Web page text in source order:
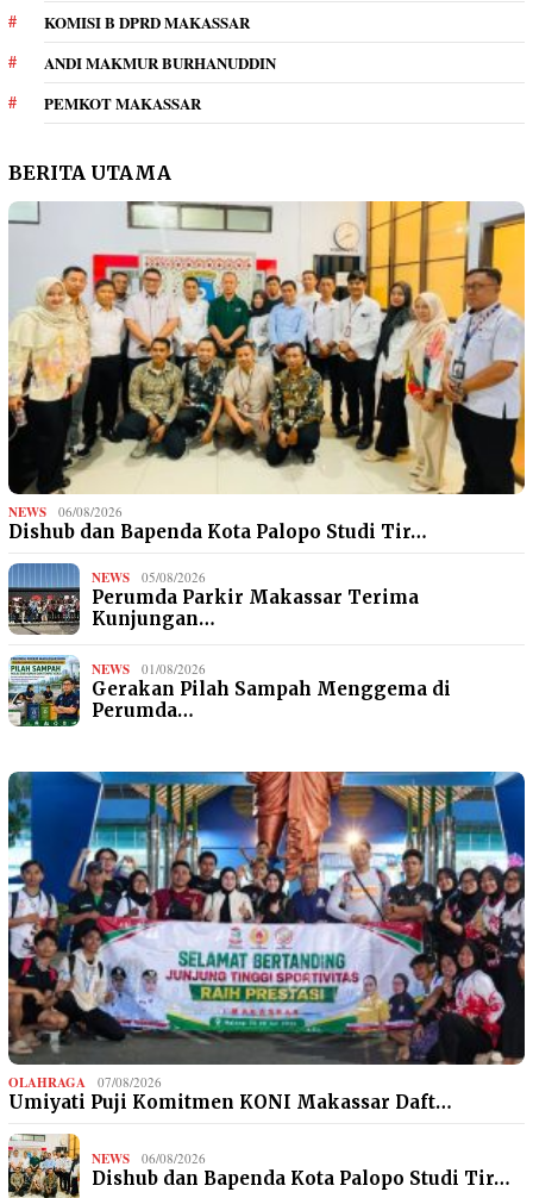
KOMISI B DPRD MAKASSAR
ANDI MAKMUR BURHANUDDIN
PEMKOT MAKASSAR
BERITA UTAMA
NEWS 06/08/2026
Dishub dan Bapenda Kota Palopo Studi Tir…
NEWS 05/08/2026
Perumda Parkir Makassar Terima
Kunjungan…
NEWS 01/08/2026
Gerakan Pilah Sampah Menggema di
Perumda…
OLAHRAGA 07/08/2026
Umiyati Puji Komitmen KONI Makassar Daft…
NEWS 06/08/2026
Dishub dan Bapenda Kota Palopo Studi Tir…